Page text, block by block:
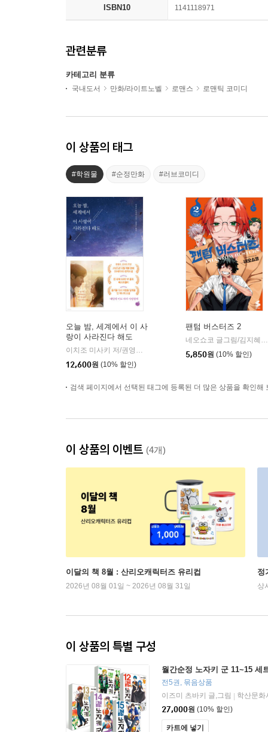
ISBN10 1141118971
관련분류
카테고리 분류
국내도서 만화/라이트노벨 로맨스 로맨틱 코미디
이 상품의 태그
#학원물 #순정만화 #러브코미디
오늘 밤, 세계에서 이 사
랑이 사라진다 해도
이치조 미사키 저/권영주 역
12,600원 (10% 할인)
팬텀 버스터즈 2
네오쇼코 글그림/김지혜 역
5,850원 (10% 할인)
검색 페이지에서 선택된 태그에 등록된 더 많은 상품을 확인해
이 상품의 이벤트 (4개)
이달의 책 8월 : 산리오캐릭터즈 유리컵
2026년 08월 01일 ~ 2026년 08월 31일
정
상
이 상품의 특별 구성
월간순정 노자키 군 11~15 세
전5권, 묶음상품
이즈미 츠바키 글,그림
학산문화
27,000원 (10% 할인)
카트에 넣기